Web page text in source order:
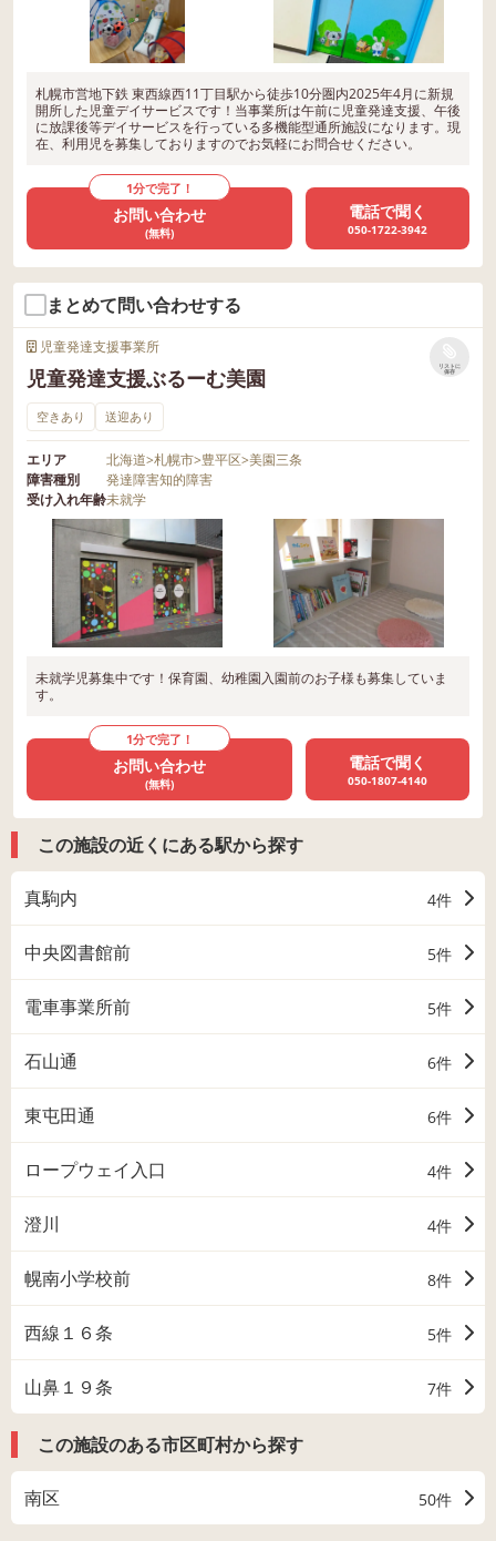
札幌市営地下鉄 東西線西11丁目駅から徒歩10分圏内2025年4月に新規
開所した児童デイサービスです！当事業所は午前に児童発達支援、午後
に放課後等デイサービスを行っている多機能型通所施設になります。現
在、利用児を募集しておりますのでお気軽にお問合せください。
1分で完了！
お問い合わせ
(無料)
電話で聞く
050-1722-3942
まとめて問い合わせする
児童発達支援事業所
児童発達支援ぶるーむ美園
リストに
保存
空きあり 送迎あり
エリア 北海道>札幌市>豊平区>美園三条
障害種別
発達障害知的障害
受け入れ年齢未就学
未就学児募集中です！保育園、幼稚園入園前のお子様も募集していま
す。
1分で完了！
お問い合わせ
(無料)
電話で聞く
050-1807-4140
この施設の近くにある駅から探す
真駒内 4件
中央図書館前 5件
電車事業所前 5件
石山通 6件
東屯田通 6件
ロープウェイ入口 4件
澄川 4件
幌南小学校前 8件
西線１６条 5件
山鼻１９条 7件
この施設のある市区町村から探す
南区 50件